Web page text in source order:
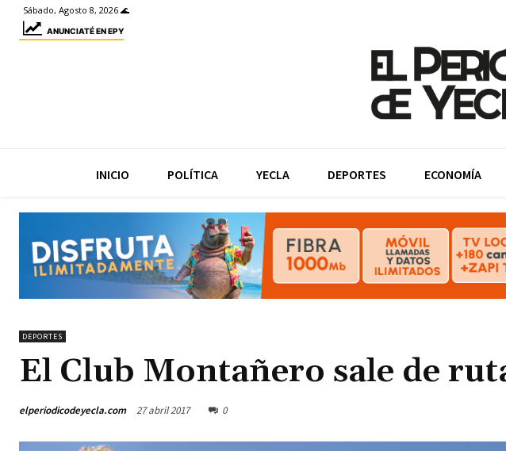
Sábado, Agosto 8, 2026 🌊
ANUNCIATÉ EN EPY
INICIO POLÍTICA YECLA DEPORTES ECONOMÍA
DEPORTES
El Club Montañero sale de
elperiodicodeyecla.com 27 abril 2017 0